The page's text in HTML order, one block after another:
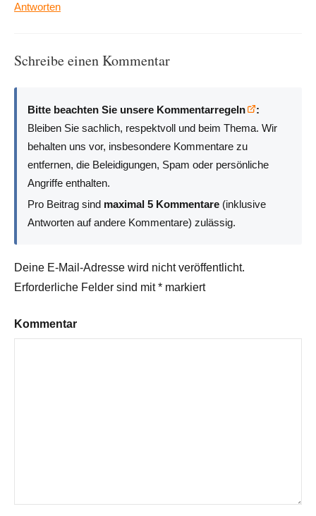
Antworten
Schreibe einen Kommentar
Bitte beachten Sie unsere Kommentarregeln
:
Bleiben Sie sachlich, respektvoll und beim Thema. Wir
behalten uns vor, insbesondere Kommentare zu
entfernen, die Beleidigungen, Spam oder persönliche
Angriffe enthalten.
Pro Beitrag sind maximal 5 Kommentare (inklusive
Antworten auf andere Kommentare) zulässig.
Deine E-Mail-Adresse wird nicht veröffentlicht.
Erforderliche Felder sind mit* markiert
Kommentar